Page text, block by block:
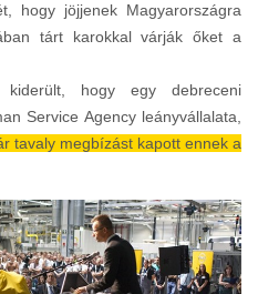
hogy jöjjenek Magyarországra
tárt karokkal várják őket a
kiderült, hogy egy debreceni
Service Agency leányvállalata,
tavaly megbízást kapott ennek a